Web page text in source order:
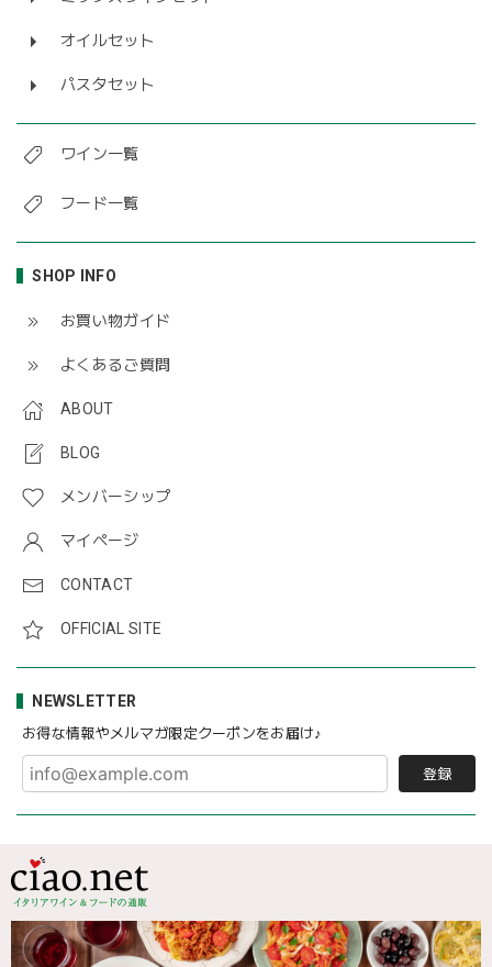
オイルセット
パスタセット
ワイン一覧
フード一覧
SHOP INFO
お買い物ガイド
よくあるご質問
ABOUT
BLOG
メンバーシップ
マイページ
CONTACT
OFFICIAL SITE
NEWSLETTER
お得な情報やメルマガ限定クーポンをお届け♪
登録